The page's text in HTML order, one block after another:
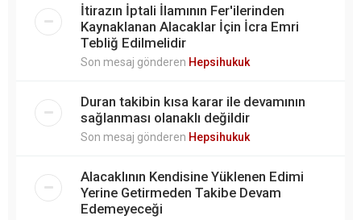
İtirazın İptali İlamının Fer'ilerinden
Kaynaklanan Alacaklar İçin İcra Emri
Tebliğ Edilmelidir
Son mesaj gönderen Hepsihukuk
Duran takibin kısa karar ile devamının
sağlanması olanaklı değildir
Son mesaj gönderen Hepsihukuk
Alacaklının Kendisine Yüklenen Edimi
Yerine Getirmeden Takibe Devam
Edemeyeceği